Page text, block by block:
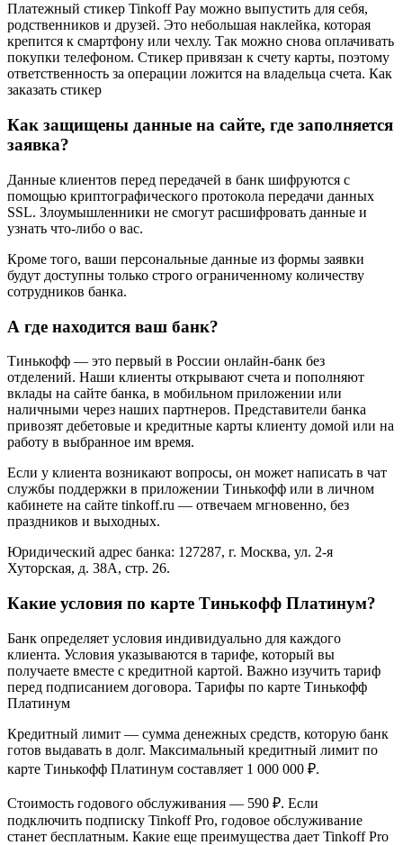
Платежный стикер Tinkoff Pay можно выпустить для себя,
родственников и друзей. Это небольшая наклейка, которая
крепится к смартфону или чехлу. Так можно снова оплачивать
покупки телефоном. Стикер привязан к счету карты, поэтому
ответственность за операции ложится на владельца счета. Как
заказать стикер
Как защищены данные на сайте, где заполняется
заявка?
Данные клиентов перед передачей в банк шифруются с
помощью криптографического протокола передачи данных
SSL. Злоумышленники не смогут расшифровать данные и
узнать что‑либо о вас.
Кроме того, ваши персональные данные из формы заявки
будут доступны только строго ограниченному количеству
сотрудников банка.
А где находится ваш банк?
Тинькофф — это первый в России онлайн‑банк без
отделений. Наши клиенты открывают счета и пополняют
вклады на сайте банка, в мобильном приложении или
наличными через наших партнеров. Представители банка
привозят дебетовые и кредитные карты клиенту домой или на
работу в выбранное им время.
Если у клиента возникают вопросы, он может написать в чат
службы поддержки в приложении Тинькофф или в личном
кабинете на сайте tinkoff.ru — отвечаем мгновенно, без
праздников и выходных.
Юридический адрес банка: 127287, г. Москва, ул. 2-я
Хуторская, д. 38А, стр. 26.
Какие условия по карте Тинькофф Платинум?
Банк определяет условия индивидуально для каждого
клиента. Условия указываются в тарифе, который вы
получаете вместе с кредитной картой. Важно изучить тариф
перед подписанием договора. Тарифы по карте Тинькофф
Платинум
Кредитный лимит — сумма денежных средств, которую банк
готов выдавать в долг. Максимальный кредитный лимит по
карте Тинькофф Платинум составляет 1 000 000 ₽.
Стоимость годового обслуживания — 590 ₽. Если
подключить подписку Tinkoff Pro, годовое обслуживание
станет бесплатным. Какие еще преимущества дает Tinkoff Pro